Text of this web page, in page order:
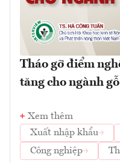
Tháo gỡ điểm
tăng cho ngành gỗ
Xem thêm
Xuất nhập khẩu
Công nghiệp